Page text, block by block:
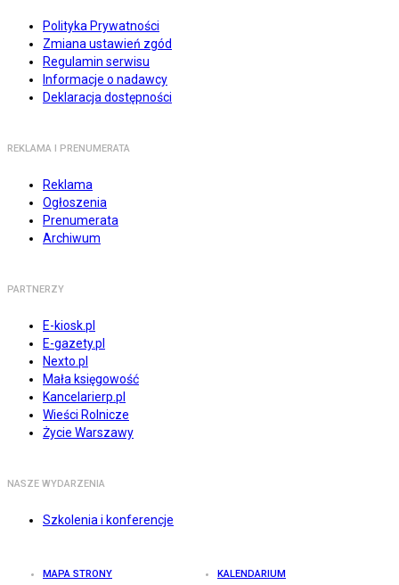
Polityka Prywatności
Zmiana ustawień zgód
Regulamin serwisu
Informacje o nadawcy
Deklaracja dostępności
REKLAMA I PRENUMERATA
Reklama
Ogłoszenia
Prenumerata
Archiwum
PARTNERZY
E-kiosk.pl
E-gazety.pl
Nexto.pl
Mała księgowość
Kancelarierp.pl
Wieści Rolnicze
Życie Warszawy
NASZE WYDARZENIA
Szkolenia i konferencje
MAPA STRONY KALENDARIUM